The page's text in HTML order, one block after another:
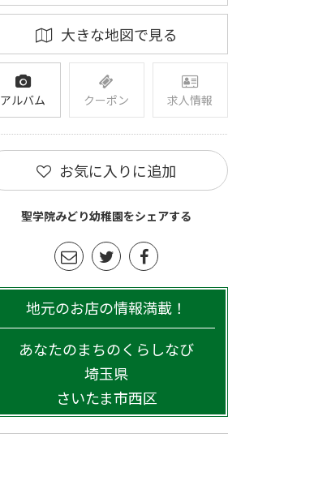
大きな地図で見る
アルバム クーポン 求人情報
お気に入りに追加
聖学院みどり幼稚園をシェアする
地元のお店の情報満載！
あなたのまちのくらしなび
埼玉県
さいたま市西区